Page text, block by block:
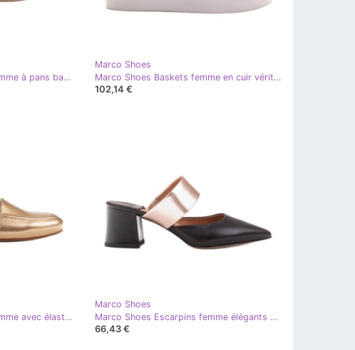
Marco Shoes Ballerines femme à pans bas doré
Marco Shoes
Marco Shoes Baskets femme en cuir véritable sur semelle épaisse doré
102,14 €
Marco Shoes Ballerines femme avec élastique sur la tige doré
Marco Shoes
Marco Shoes Escarpins femme élégants pour l'été noir doré
66,43 €